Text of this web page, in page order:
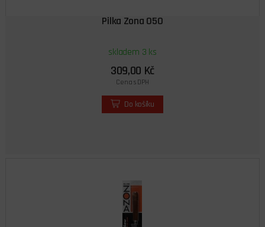
Pilka Zona 050
skladem 3 ks
309,00 Kč
Cena s DPH
Do košíku